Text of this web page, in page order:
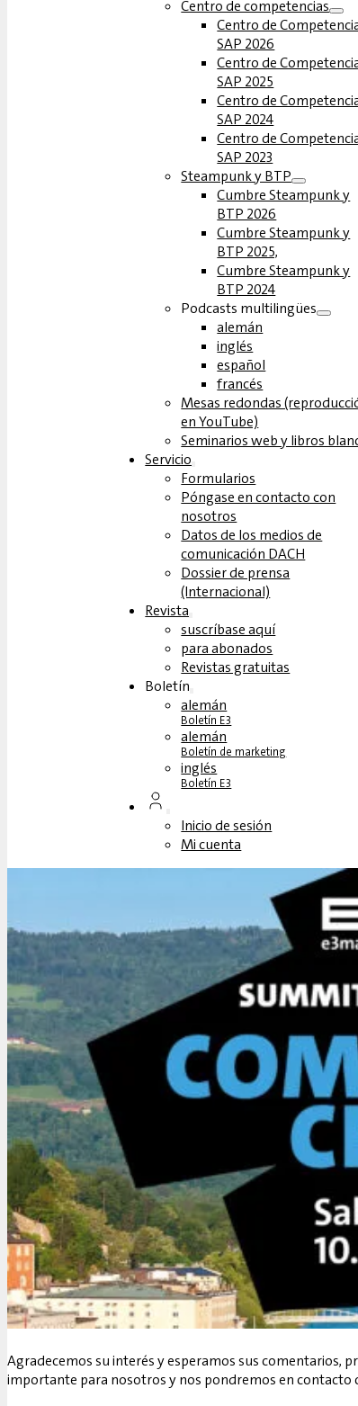
Centro de competencias
Centro de
SAP 2026
Centro de
SAP 2025
Centro de
SAP 2024
Centro de
SAP 2023
Steampunk y BTP
Cumbre Steampunk y
BTP 2026
Cumbre Steampunk y
BTP 2025,
Cumbre Steampunk y
BTP 2024
Podcasts multilingües
alemán
inglés
español
francés
Mesas redondas
en YouTube)
Seminarios web y libros
Servicio
Formularios
Póngase en contacto con
nosotros
Datos de los medios de
comunicación DACH
Dossier de prensa
(Internacional)
Revista
suscríbase aquí
para abonados
Revistas gratuitas
Boletín
alemán
Boletín E3
alemán
Boletín de marketing
inglés
Boletín E3
Inicio de sesión
Mi cuenta
Agradecemos su interés y esperamos sus comentarios,
importante para nosotros y nos pondremos en contacto